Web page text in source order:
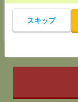
スキップ
登録交通費
★今ならご来社登録で